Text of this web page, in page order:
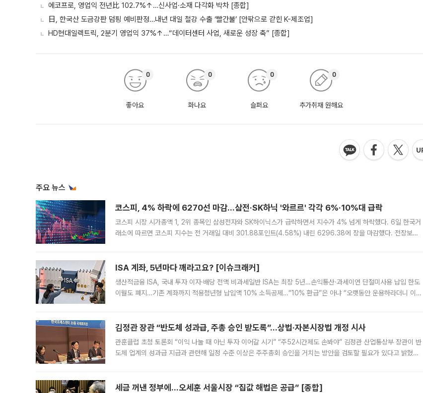
에코프로, 영업익 전년比 102.7%↑…신사업·소재 다각화 박차 [종합]
日, 한국산 도금강판 덤핑 예비판정…내년 대일 철강 수출 ‘빨간불’ [안팎으로 갇힌 K-제조업]
HD현대일렉트릭, 2분기 영업익 37%↑…“데이터센터 사업, 새로운 성장 축” [종합]
좋아요
0
화나요
0
슬퍼요
0
추가취재 원해요
0
주요 뉴스
코스피, 4% 하락에 6270선 마감…삼전·SK하닉 '와르르' 각각 6%·10%대 급락
코스피 시장 시가총액 1, 2위 종목인 삼성전자와 SK하이닉스가 급락하면서 지수가 4% 넘게 하락했다. 6일 한국거
래소에 따르면 코스피 지수는 전 거래일 대비 301.88포인트(4.58%) 내린 6296.38에 장을 마감했다. 전장보다
ISA 계좌, 5년마다 깨라고요? [이슈크래커]
생산적금융 ISA, 국내 투자 이자·배당 전액 비과세일반 ISA는 최장 5년…손익통산·과세이연 단절미사용 납입 한도
이월도 폐지…기존 계좌까지 적용청년형 납입액 10% 소득공제…“10% 환급”은 아냐 “오랫동안 운용하라더니 이제
김정관 장관 “반도체 성과급, 주총 승인 받도록”…상법·자본시장법 개정 시사
관훈클럽 초청 토론회 “이익 나눌 때 아닌 투자 이어갈 시기” “주52시간제도 손봐야” 김정관 산업통상부 장관이 반
도체 업계의 성과급 지급과 관련해 일정 수준 이상은 주주총회 승인을 거치는 방안을 검토할 필요가 있다고 밝혔다.
세금 꺼낸 정부에…오세훈 서울시장 “집값 해법은 공급” [종합]